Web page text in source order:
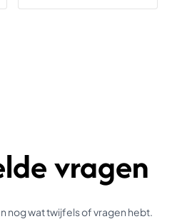
vragen
nog wat twijfels of vragen hebt.